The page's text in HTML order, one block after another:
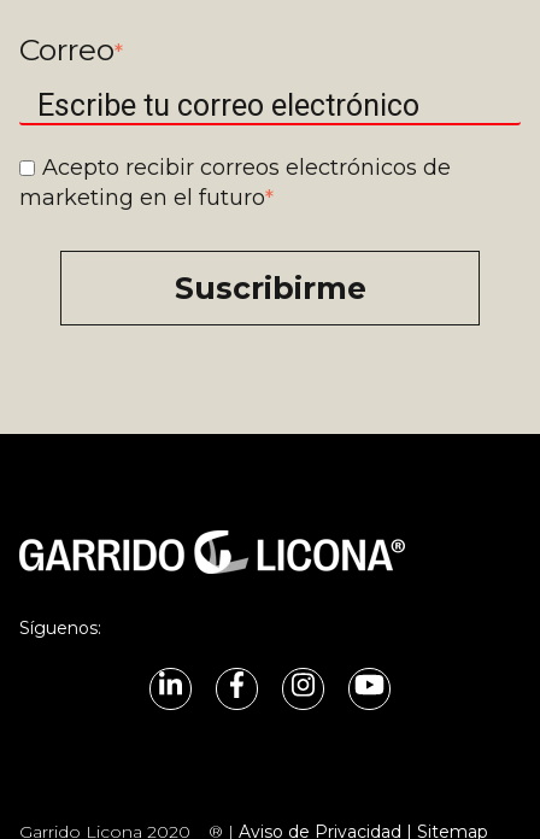
Correo*
Acepto recibir correos electrónicos de
marketing en el futuro*
Síguenos:
Garrido Licona 2020 ® | Aviso de Privacidad | Sitemap